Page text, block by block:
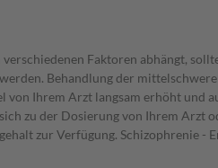
Faktoren abhängt,
Behandlung der
Ihrem Arzt langsam erhöht und
zu der Dosierung von Ihrem
zur Verfügung. Schizophrenie -